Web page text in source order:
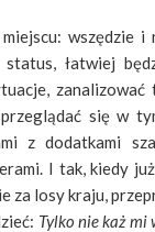
wszędzie
łatwiej
się w
z dodatkami
I tak, kiedy
losy kraju,
Tylko nie każ mi